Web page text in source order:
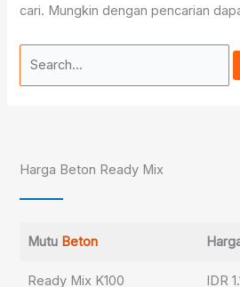
cari. Mungkin dengan pencarian
untuk:
Harga Beton Ready Mix
Mutu Beton
Ready Mix K100 IDR